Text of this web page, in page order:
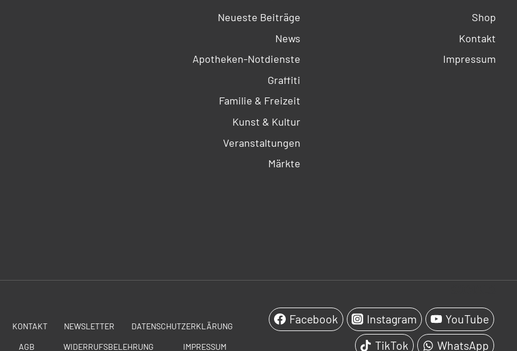
Neueste Beiträge
News
Apotheken-Notdienste
Graffiti
Familie & Freizeit
Kunst & Kultur
Veranstaltungen
Märkte
Shop
Kontakt
Impressum
KONTAKT NEWSLETTER DATENSCHUTZERKLÄRUNG
AGB WIDERRUFSBELEHRUNG IMPRESSUM
Facebook Instagram
YouTube
TikTok
WhatsApp